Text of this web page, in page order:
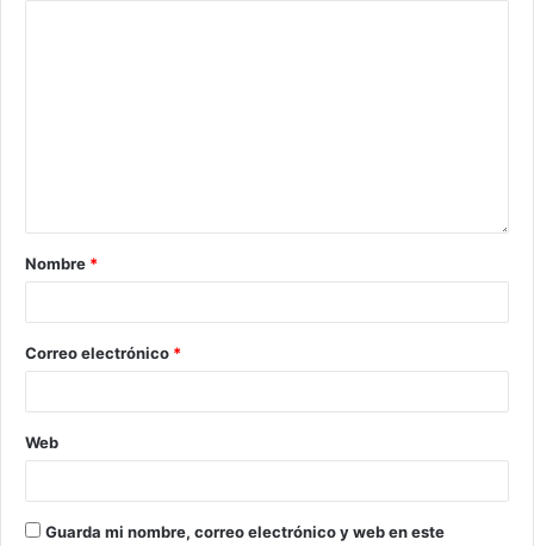
Nombre *
Correo electrónico *
Web
Guarda mi nombre, correo electrónico y web en este